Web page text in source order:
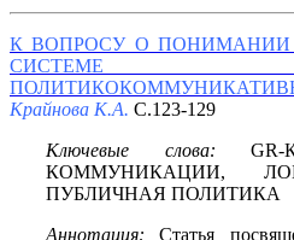
К ВОПРОСУ О ПОНИМАНИИ
СИСТЕМЕ
Крайнова К.А. С.123-129
Ключевые слова: GR-
КОММУНИКАЦИИ,
ПУБЛИЧНАЯ ПОЛИТИКА
Аннотация: Статья